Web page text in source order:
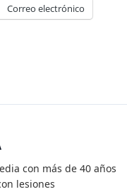
Correo electrónico
con más de 40 años
lesiones